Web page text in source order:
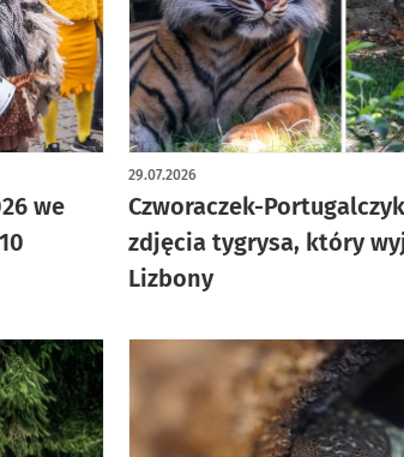
we
Czworaczek-
zdjęcia tygrysa, który
Lizbony
29.07.2026